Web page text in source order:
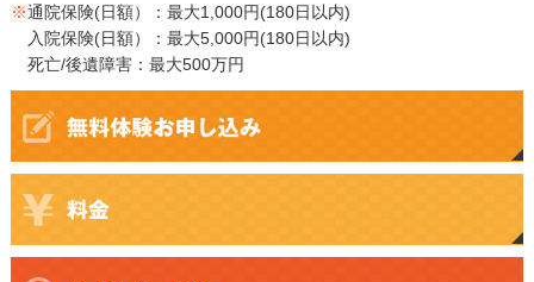
※通院保険(日額）：最大1,000円(180日以内)
入院保険(日額）：最大5,000円(180日以内)
死亡/後遺障害：最大500万円